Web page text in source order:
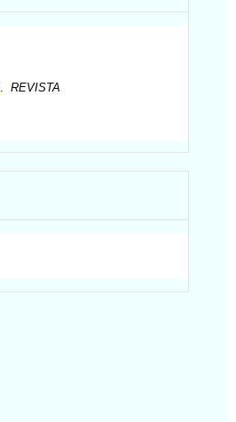
REVISTA